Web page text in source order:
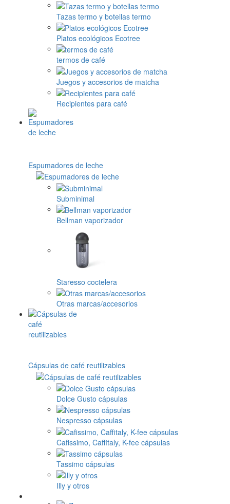
Tazas termo y botellas termo
Platos ecológicos Ecotree
termos de café
Juegos y accesorios de matcha
Recipientes para café
Espumadores de leche
Subminimal
Bellman vaporizador
Staresso coctelera
Otras marcas/accesorios
Cápsulas de café reutilizables
Dolce Gusto cápsulas
Nespresso cápsulas
Cafissimo, Caffitaly, K-fee cápsulas
Tassimo cápsulas
Illy y otros